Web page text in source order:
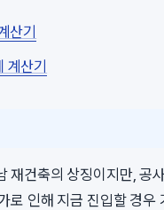
산기
계산기
재건축의 상징이지만, 공
로 인해 지금 진입할 경우